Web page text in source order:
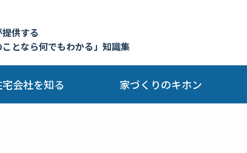
供する
ことなら何でもわかる」知識集
会社を知る 家づくりのキホン